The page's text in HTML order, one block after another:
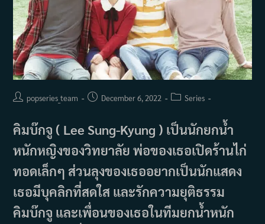
Postpopseries_team
PostDecember 6, 2022
PostSeries
คิมบ๊กจู ( Lee Sung-Kyung ) เป็นนักยกน้ำ
หนักหญิงของวิทยาลัย พ่อของเธอเปิดร้านไก่
ทอดเล็กๆ ส่วนลุงของเธออยากเป็นนักแสดง
เธอมีบุคลิกที่สดใส และรักความยุติธรรม
คิมบ๊กจู และเพื่อนของเธอในทีมยกน้ำหนัก